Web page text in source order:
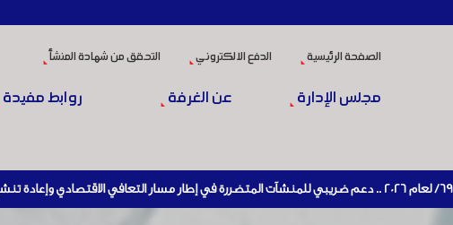
الصفحة الرئيسية الدفع الالكتروني التحقق من شهادة المنشأ
مجلس الإدارة عن الغرفة روابط مفيدة